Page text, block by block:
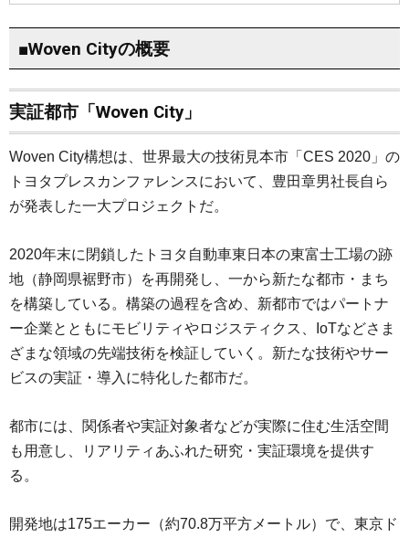
■Woven Cityの概要
実証都市「Woven City」
Woven City構想は、世界最大の技術見本市「CES 2020」の
トヨタプレスカンファレンスにおいて、豊田章男社長自ら
が発表した一大プロジェクトだ。
2020年末に閉鎖したトヨタ自動車東日本の東富士工場の跡
地（静岡県裾野市）を再開発し、一から新たな都市・まち
を構築している。構築の過程を含め、新都市ではパートナ
ー企業とともにモビリティやロジスティクス、IoTなどさま
ざまな領域の先端技術を検証していく。新たな技術やサー
ビスの実証・導入に特化した都市だ。
都市には、関係者や実証対象者などが実際に住む生活空間
も用意し、リアリティあふれた研究・実証環境を提供す
る。
開発地は175エーカー（約70.8万平方メートル）で、東京ド